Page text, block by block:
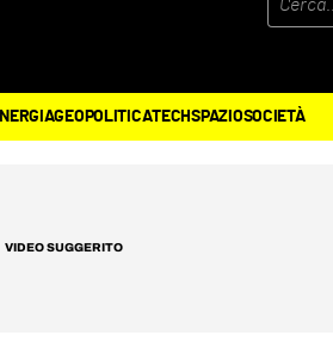
GEOPOLITICATECHSPAZIOSOCIETÀ
VIDEO SUGGERITO